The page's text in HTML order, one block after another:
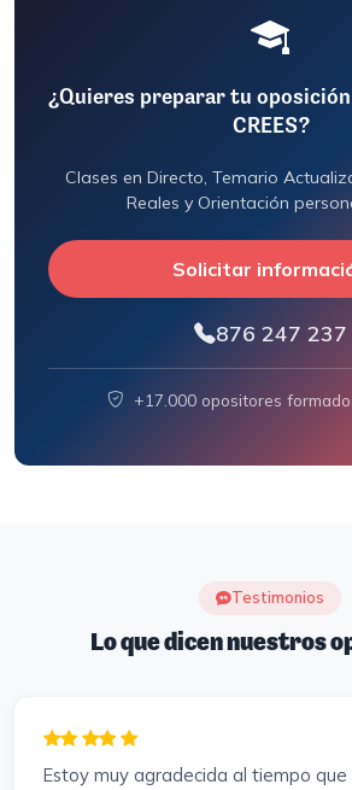
¿Quieres preparar tu
CREES?
Clases en Directo, Temario
Reales y Orientación
Solicitar
876 247 237
+17.000 opositores
Testimonios
Lo que dicen nuestros
Estoy muy agradecida al tiempo que